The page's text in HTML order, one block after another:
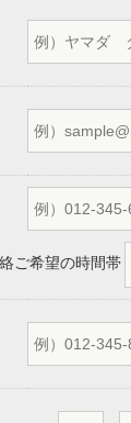
ご希望の時間帯